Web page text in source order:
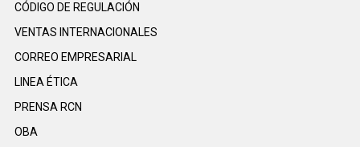
CÓDIGO DE REGULACIÓN
VENTAS INTERNACIONALES
CORREO EMPRESARIAL
LINEA ÉTICA
PRENSA RCN
OBA